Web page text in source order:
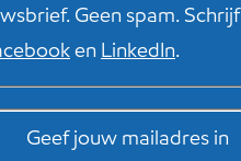
Geen spam.
en LinkedIn.